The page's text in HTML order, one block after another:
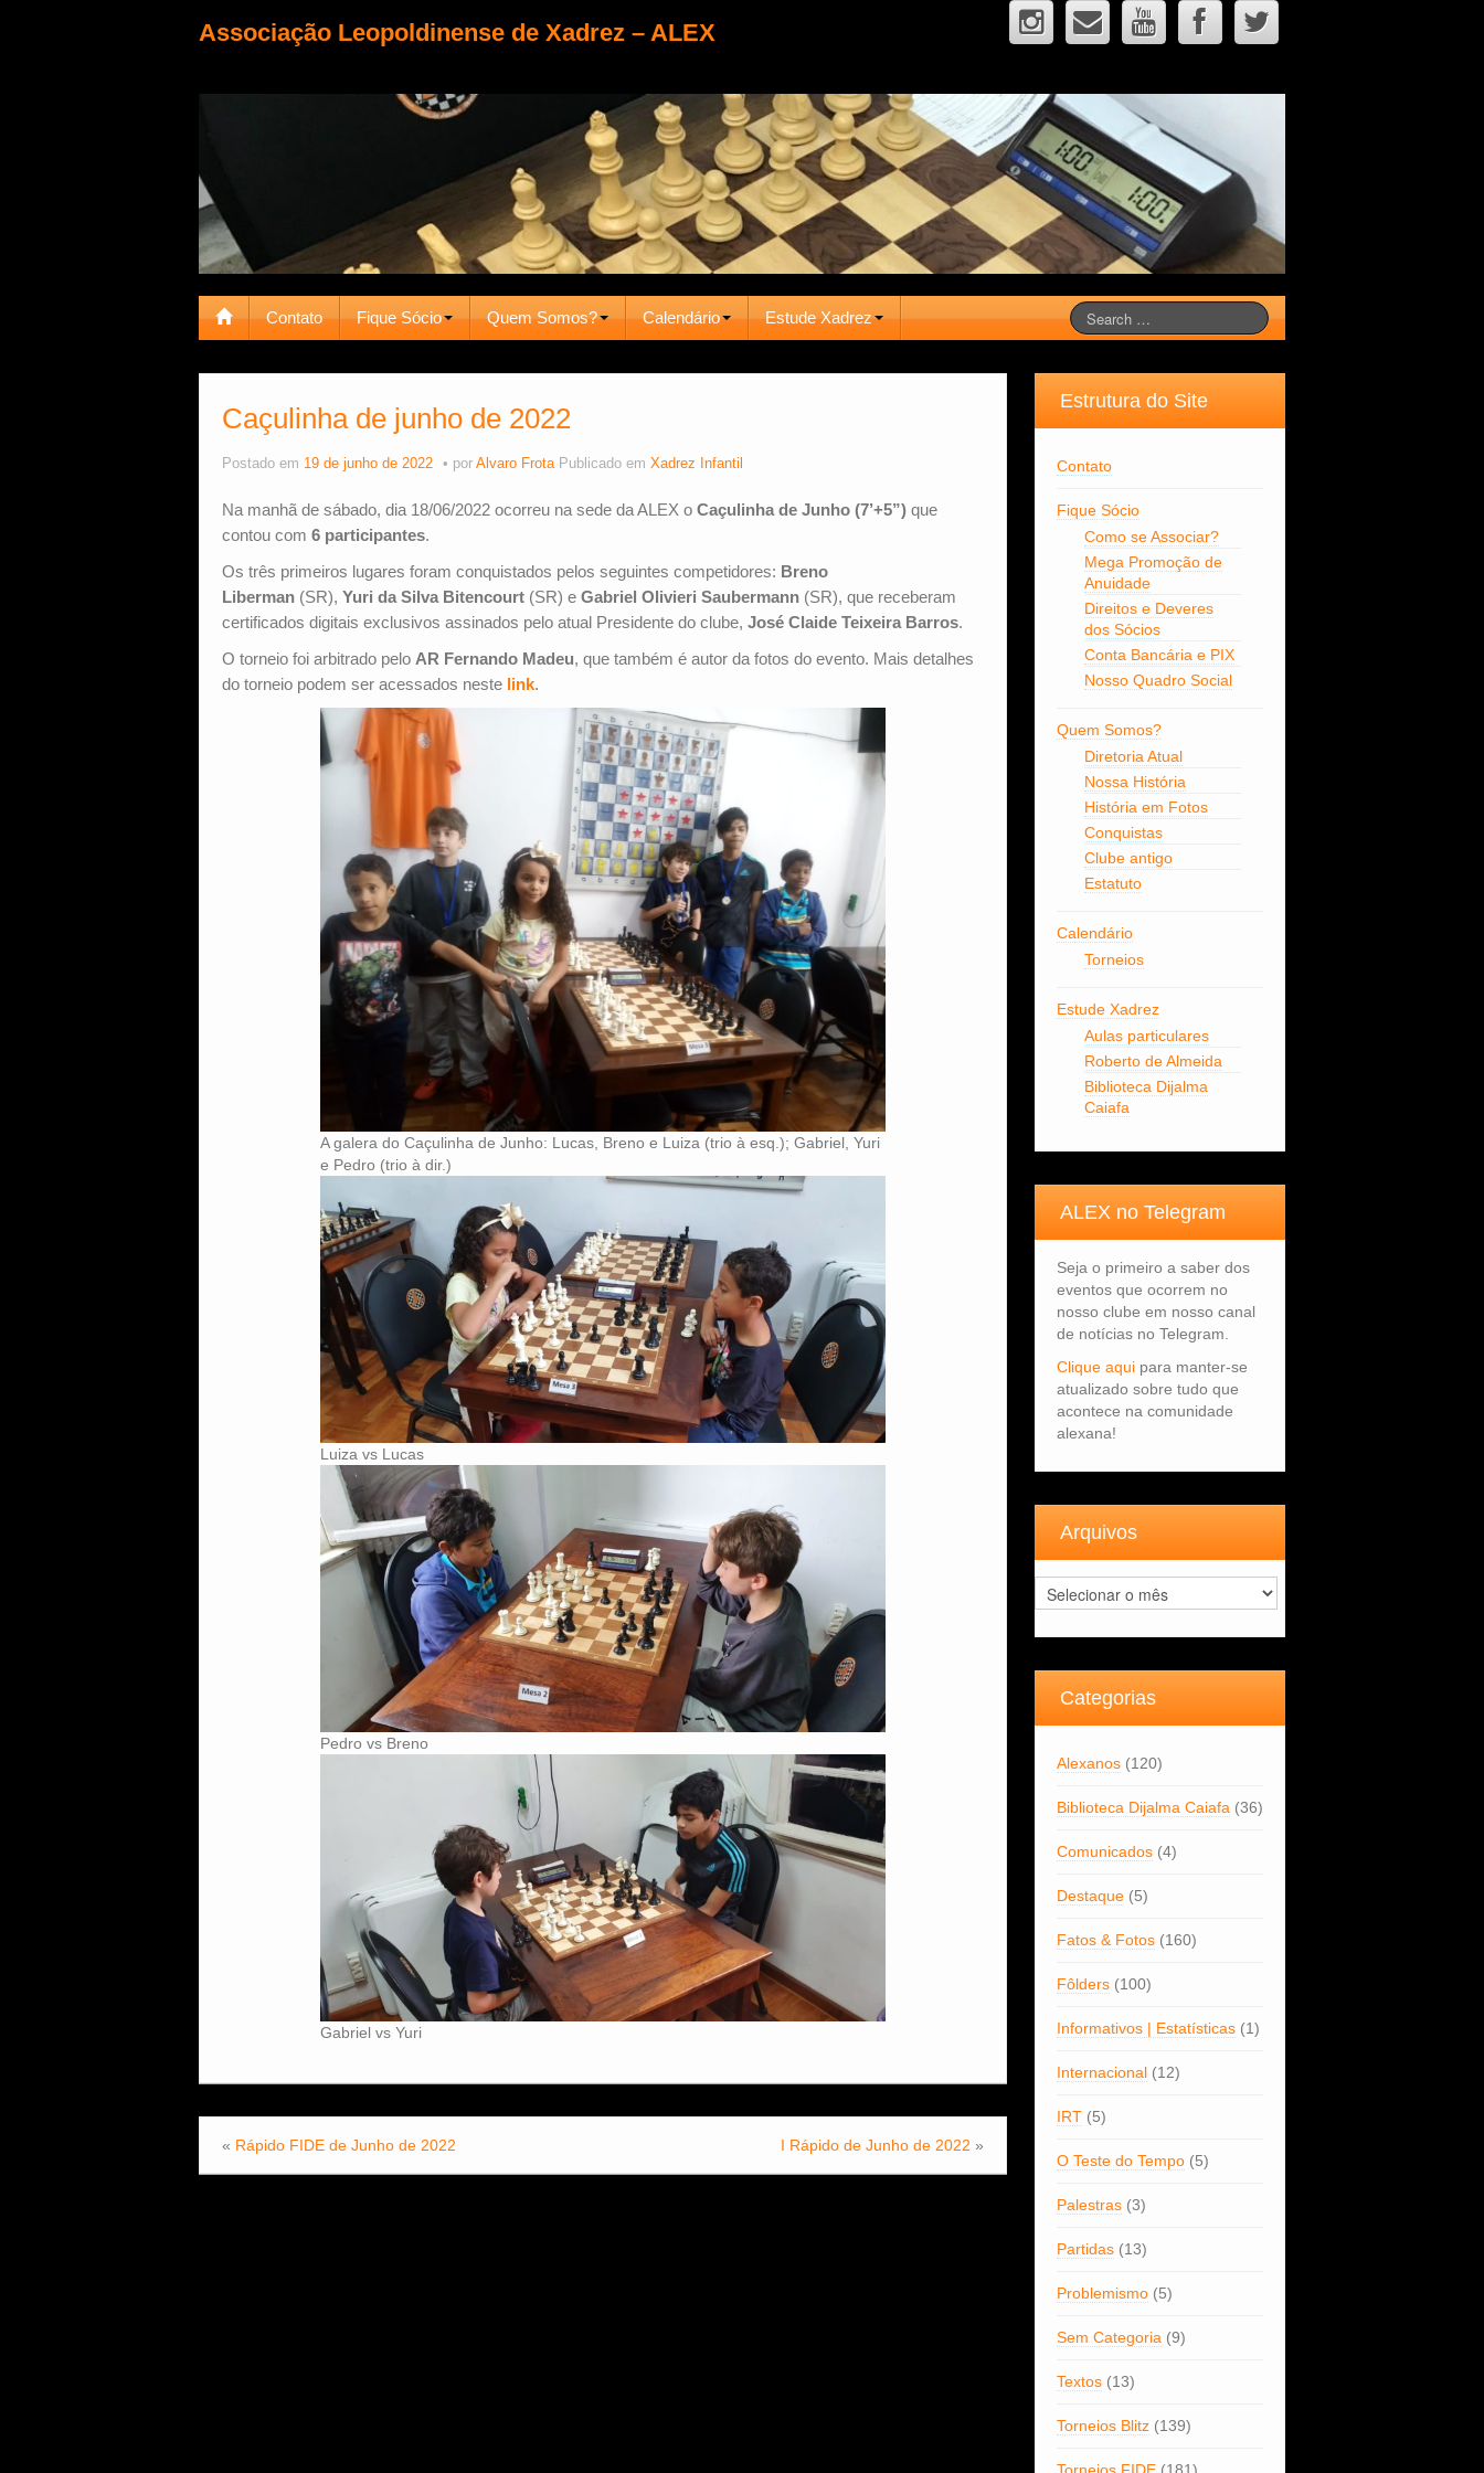
Associação Leopoldinense de Xadrez – ALEX
Contato Fique Sócio Quem Somos? Calendário Estude Xadrez
Caçulinha de junho de 2022
Postado em 19 de junho de 2022 por Alvaro Frota Publicado em Xadrez Infantil
Na manhã de sábado, dia 18/06/2022 ocorreu na sede da ALEX o Caçulinha de Junho (7’+5”) que
contou com 6 participantes.
Os três primeiros lugares foram conquistados pelos seguintes competidores: Breno
Liberman (SR), Yuri da Silva Bitencourt (SR) e Gabriel Olivieri Saubermann (SR), que receberam
certificados digitais exclusivos assinados pelo atual Presidente do clube, José Claide Teixeira Barros.
O torneio foi arbitrado pelo AR Fernando Madeu, que também é autor da fotos do evento. Mais detalhes
do torneio podem ser acessados neste link.
A galera do Caçulinha de Junho: Lucas, Breno e Luiza (trio à esq.); Gabriel, Yuri
e Pedro (trio à dir.)
Luiza vs Lucas
Pedro vs Breno
Gabriel vs Yuri
« Rápido FIDE de Junho de 2022 I Rápido de Junho de 2022 »
Estrutura do Site
Contato
Fique Sócio
Como se Associar?
Mega Promoção de
Anuidade
Direitos e Deveres
dos Sócios
Conta Bancária e PIX
Nosso Quadro Social
Quem Somos?
Diretoria Atual
Nossa História
História em Fotos
Conquistas
Clube antigo
Estatuto
Calendário
Torneios
Estude Xadrez
Aulas particulares
Roberto de Almeida
Biblioteca Dijalma
Caiafa
ALEX no Telegram
Seja o primeiro a saber dos
eventos que ocorrem no
nosso clube em nosso canal
de notícias no Telegram.
Clique aquipara manter-se
atualizado sobre tudo que
acontece na comunidade
alexana!
Arquivos
Arquivos
Categorias
Alexanos(120)
Biblioteca Dijalma Caiafa(36)
Comunicados(4)
Destaque(5)
Fatos & Fotos(160)
Fôlders(100)
Informativos | Estatísticas(1)
Internacional(12)
IRT(5)
O Teste do Tempo(5)
Palestras(3)
Partidas(13)
Problemismo(5)
Sem Categoria(9)
Textos(13)
Torneios Blitz(139)